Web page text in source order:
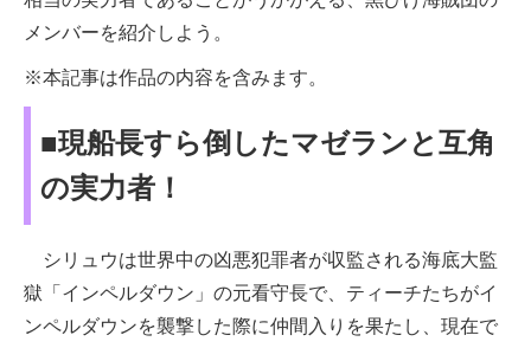
メンバーを紹介しよう。
※本記事は作品の内容を含みます。
■現船長すら倒したマゼランと互角
の実力者！
シリュウは世界中の凶悪犯罪者が収監される海底大監
獄「インペルダウン」の元看守長で、ティーチたちがイ
ンペルダウンを襲撃した際に仲間入りを果たし、現在で